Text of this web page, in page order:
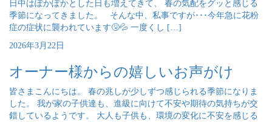
日中はぽかぽかとした日も増えてきて、 春の気配をグッと感じる
季節になってきました。 そんな中、私事ですが･･･今年急に花粉
症の症状に襲われています🤧💦 一度くし […]
2026年3月22日
オーナー様からの嬉しいお声がけ
皆さまこんにちは。 春の兆しが少しずつ感じられる季節になりま
した。 我が家の子供達も、進級に向けて不安や期待の気持ちが交
錯しているようです。 大人も子供も、環境の変化に不安を感じる